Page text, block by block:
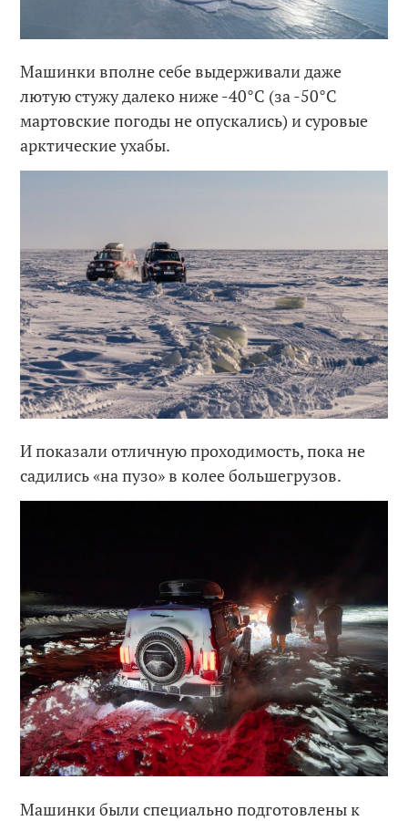
Машинки вполне себе выдерживали даже
лютую стужу далеко ниже -40°C (за -50°C
мартовские погоды не опускались) и суровые
арктические ухабы.
И показали отличную проходимость, пока не
садились «на пузо» в колее большегрузов.
Машинки были специально подготовлены к